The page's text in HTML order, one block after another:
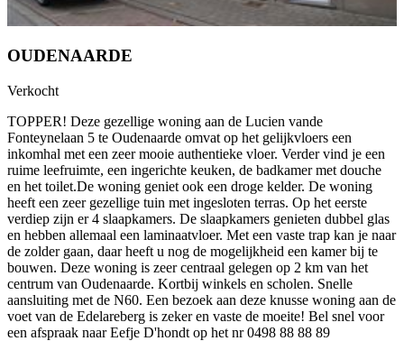
OUDENAARDE
Verkocht
TOPPER! Deze gezellige woning aan de Lucien vande
Fonteynelaan 5 te Oudenaarde omvat op het gelijkvloers een
inkomhal met een zeer mooie authentieke vloer. Verder vind je een
ruime leefruimte, een ingerichte keuken, de badkamer met douche
en het toilet.De woning geniet ook een droge kelder. De woning
heeft een zeer gezellige tuin met ingesloten terras. Op het eerste
verdiep zijn er 4 slaapkamers. De slaapkamers genieten dubbel glas
en hebben allemaal een laminaatvloer. Met een vaste trap kan je naar
de zolder gaan, daar heeft u nog de mogelijkheid een kamer bij te
bouwen. Deze woning is zeer centraal gelegen op 2 km van het
centrum van Oudenaarde. Kortbij winkels en scholen. Snelle
aansluiting met de N60. Een bezoek aan deze knusse woning aan de
voet van de Edelareberg is zeker en vaste de moeite! Bel snel voor
een afspraak naar Eefje D'hondt op het nr 0498 88 88 89